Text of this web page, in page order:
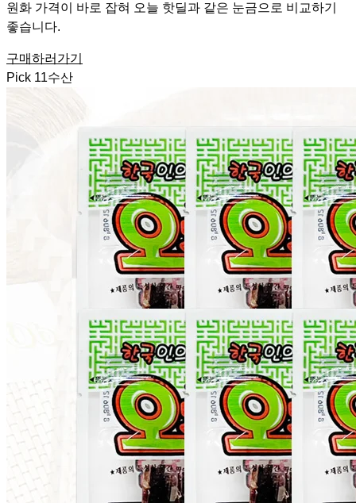
원화 가격이 바로 잡혀 오늘 핫딜과 같은 눈금으로 비교하기
좋습니다.
구매하러가기
Pick 11수산